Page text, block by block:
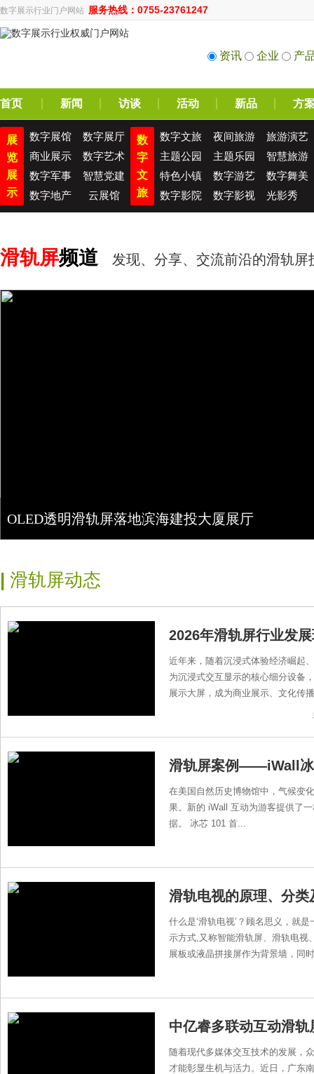
数字展示行业门户网站 服务热线：0755-23761247
资讯 企业 产
首页 新闻 访谈 活动 新品 方
展
览
展
示
数字展馆
数字展厅
商业展示
数字艺术
数字军事
智慧党建
数字地产
云展馆
数
字
文
旅
数字文旅 夜间旅游
旅游演艺
主题公园
主题乐园
智慧旅游
特色小镇
数字游艺
数字舞美
数字影院
数字影视 光影秀
滑轨屏频道 发现、分享、交流前沿的滑轨屏
OLED透明滑轨屏落地滨海建投大厦展厅
| 滑轨屏动态
2026年滑轨屏行业发
近年来，随着沉浸式体验经济崛起
为沉浸式交互显示的核心细分设备
展示大屏，成为商业展示、文化传
滑轨屏案例——iWall冰
在美国自然历史博物馆中，气候变
果。新的 iWall 互动为游客提供了
据。 冰芯 101 首...
滑轨电视的原理、分类
什么是‘滑轨电视’？顾名思义，就
示方式,又称智能滑轨屏、滑轨电视
展板或液晶拼接屏作为背景墙，同
中亿睿多联动互动滑
随着现代多媒体交互技术的发展，
才能彰显生机与活力。近日，广东